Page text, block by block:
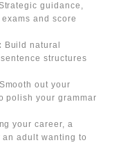
guidance,
and score
Build natural
structures
Smooth out your
polish your grammar
your career, a
adult wanting to